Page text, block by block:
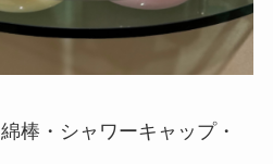
棒・シャワーキャップ・